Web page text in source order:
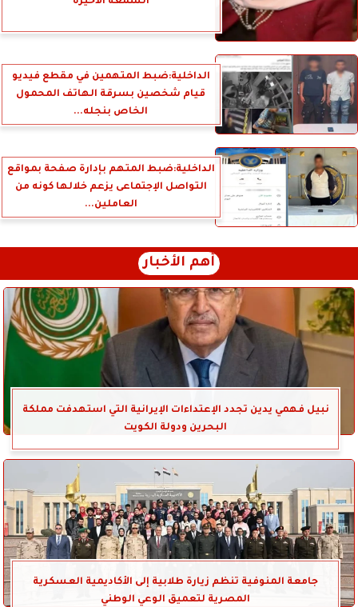
الداخلية:ضبط المتهمين في مقطع فيديو
قيام شخصين بسرقة الهاتف المحمول
الخاص بنجله...
الداخلية:ضبط المتهم بإدارة صفحة بمواقع
التواصل الإجتماعى يزعم خلالها كونه من
العاملين...
أهم الأخبار
نبيل فهمي يدين تجدد الإعتداءات الإيرانية التي استهدفت مملكة
البحرين ودولة الكويت
جامعة المنوفية تنظم زيارة طلابية إلى الأكاديمية العسكرية
المصرية لتعميق الوعي الوطني